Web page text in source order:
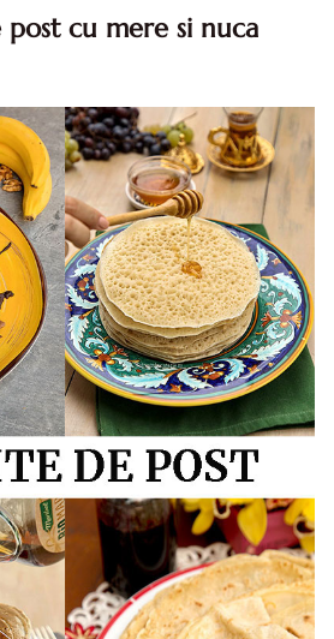
post cu mere si nuca
post cu mere